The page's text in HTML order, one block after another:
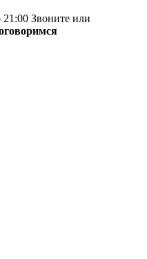
Звоните или